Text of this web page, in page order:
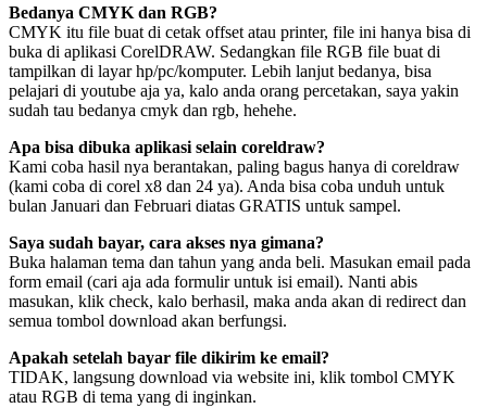
Bedanya CMYK dan RGB?
CMYK itu file buat di cetak offset atau printer, file ini hanya bisa di
buka di aplikasi CorelDRAW. Sedangkan file RGB file buat di
tampilkan di layar hp/pc/komputer. Lebih lanjut bedanya, bisa
pelajari di youtube aja ya, kalo anda orang percetakan, saya yakin
sudah tau bedanya cmyk dan rgb, hehehe.
Apa bisa dibuka aplikasi selain coreldraw?
Kami coba hasil nya berantakan, paling bagus hanya di coreldraw
(kami coba di corel x8 dan 24 ya). Anda bisa coba unduh untuk
bulan Januari dan Februari diatas GRATIS untuk sampel.
Saya sudah bayar, cara akses nya gimana?
Buka halaman tema dan tahun yang anda beli. Masukan email pada
form email (cari aja ada formulir untuk isi email). Nanti abis
masukan, klik check, kalo berhasil, maka anda akan di redirect dan
semua tombol download akan berfungsi.
Apakah setelah bayar file dikirim ke email?
TIDAK, langsung download via website ini, klik tombol CMYK
atau RGB di tema yang di inginkan.